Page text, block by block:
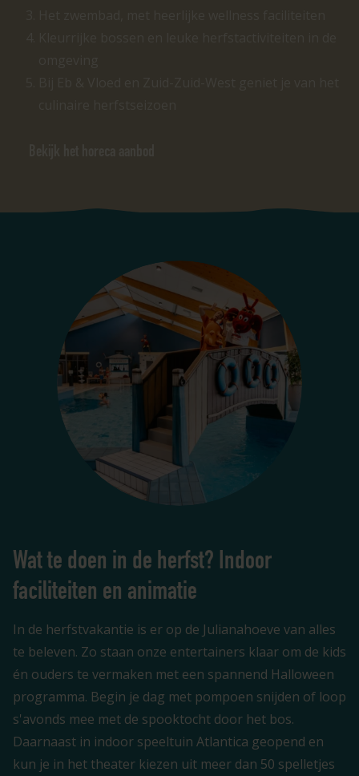
Wat te doen in de herfst? Indoor
faciliteiten en animatie
In de herfstvakantie is er op de Julianahoeve van alles
te beleven. Zo staan onze entertainers klaar om de kids
én ouders te vermaken met een spannend Halloween
programma. Begin je dag met pompoen snijden of loop
s'avonds mee met de spooktocht door het bos.
Daarnaast in indoor speeltuin Atlantica geopend en
kun je in het theater kiezen uit meer dan 50 spelletjes